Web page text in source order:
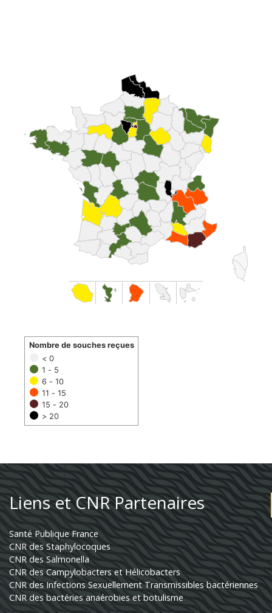
< 0
1 - 5
6 - 10
11 - 15
15 - 20
> 20
Nombre de souches reçues
Liens et CNR Partenaires
Santé Publique France
CNR des Staphylocoques
CNR des Salmonella
CNR des Campylobacters et Hélicobacters
CNR des Infections Sexuellement Transmissibles bactériennes
CNR des bactéries anaérobies et botulisme